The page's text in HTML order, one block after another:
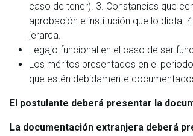
caso de tener). 3. Constancias que
aprobación e institución que lo dicta.
jerarca.
Legajo funcional en el caso de ser
Los méritos presentados en el
que estén debidamente
El postulante deberá presentar la
La documentación extranjera deberá